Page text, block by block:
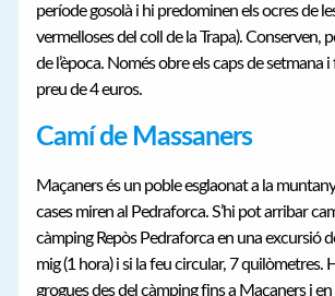
període gosolà i hi predominen els ocres de
vermelloses del coll de la Trapa). Conserven,
de l’època. Només obre els caps de setmana
preu de 4 euros.
Camí de Massaners
Maçaners és un poble esglaonat a la
cases miren al Pedraforca. S’hi pot arribar
càmping Repòs Pedraforca en una excursió
mig (1 hora) i si la feu circular, 7 quilòmetres.
grogues des del càmping fins a Maçaners i